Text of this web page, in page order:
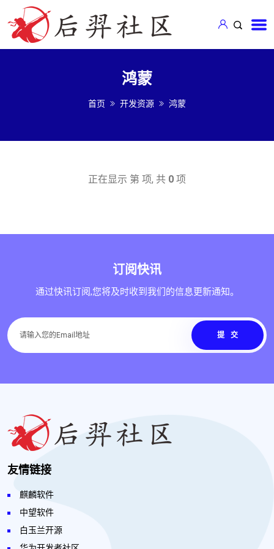
鸿蒙
首页 开发资源 鸿蒙
正在显示 第 项, 共 0 项
订阅快讯
通过快讯订阅,您将及时收到我们的信息更新通知。
提交
友情链接
麒麟软件
中望软件
白玉兰开源